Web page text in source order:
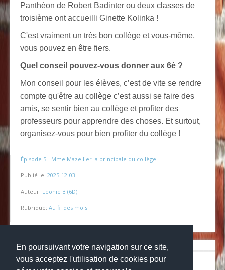
En poursuivant votre navigation sur ce site,
vous acceptez l'utilisation de cookies pour
Panthéon de Robert Badinter ou deux classes de
troisième ont accueilli Ginette Kolinka !
C'est vraiment un très bon collège et vous-même,
vous pouvez en être fiers.
Quel conseil pouvez-vous donner aux 6è ?
Mon conseil pour les élèves, c’est de vite se rendre
compte qu'être au collège c’est aussi se faire des
amis, se sentir bien au collège et profiter des
professeurs pour apprendre des choses. Et surtout,
organisez-vous pour bien profiter du collège !
Épisode 5 - Mme Mazellier la principale du collège
Publié le: 2025-12-03
Auteur: Léonie B (6D)
Rubrique: Au fil des mois
© Copyright 2024 Collège la grange aux belles-Mentions légales
-